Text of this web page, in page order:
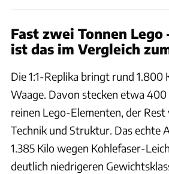
Fast zwei Tonnen Lego
ist das im Vergleich
Die 1:1-Replika bringt rund 1.800
Waage. Davon stecken etwa
reinen Lego-Elementen, der
Technik und Struktur. Das echte
1.385 Kilo wegen Kohlefaser-
deutlich niedrigeren